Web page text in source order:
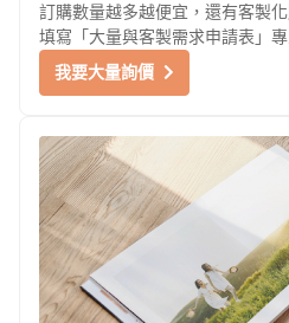
訂購數量越多越便宜，還有客製化
填寫「大量與客製需求申請表」專
我要大量詢價